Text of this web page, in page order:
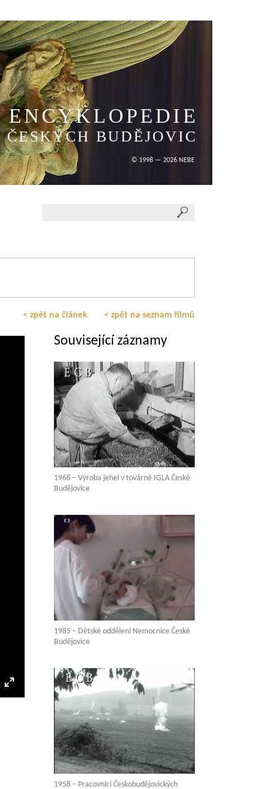
ENCYKLOPEDIE
ČESKÝCH BUDĚJOVIC
© 1998 — 2026 NEBE
< zpět na článek < zpět na seznam filmů
Režim
Související záznamy
1968 – Výroba jehel v továrně IGLA České
Budějovice
1985 – Dětské oddělení Nemocnice České
Budějovice
1958 – Pracovníci Českobudějovických